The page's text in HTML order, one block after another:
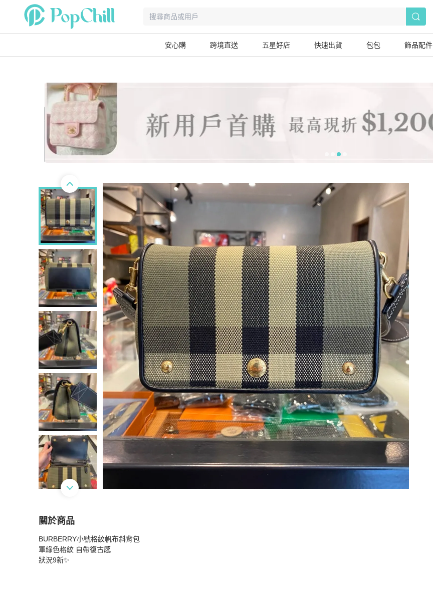
安心購 跨境直送 五星好店 快速出貨 包包 飾品配件
關於商品
關於BURBERRY小號格紋帆布斜背包 軍綠
BURBERRY小號格紋帆布斜背包
軍綠色格紋 自帶復古感
狀況9新✨